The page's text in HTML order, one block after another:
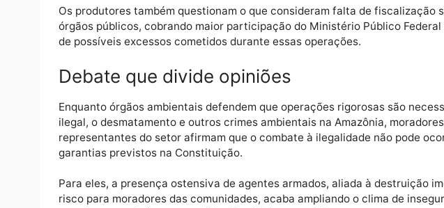
ocasiões, agentes federais realizam fiscalizações durante a
particulares sem diálogo prévio e promovem a destruição de
maquinários utilizados na atividade garimpeira.
Entre as reclamações mais frequentes estão a explosão de
combustíveis e óleos nos rios da região.
Os produtores também questionam o que consideram falta de
de possíveis excessos cometidos durante essas operações.